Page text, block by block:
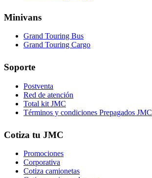
Minivans
Grand Touring Bus
Grand Touring Cargo
Soporte
Postventa
Red de atención
Total kit JMC
Términos y condiciones Prepagados JMC
Cotiza tu JMC
Promociones
Corporativa
Cotiza camionetas